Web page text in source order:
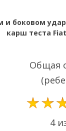
и боковом
карш теста
Общая
4